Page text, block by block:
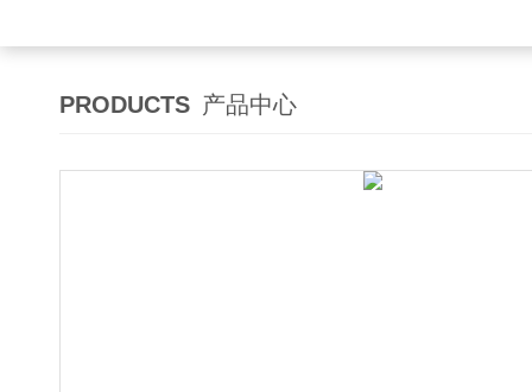
PRODUCTS 产品中心